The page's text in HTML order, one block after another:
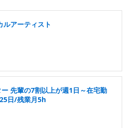
ルアーティスト
先輩の7割以上が週1日～在宅勤
日/残業月5h